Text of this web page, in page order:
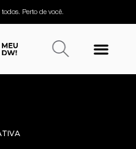
Perto de você.